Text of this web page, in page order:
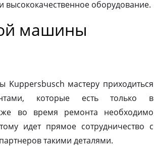
оборудование.
машины
мастеру приходиться
которые есть только в
во время ремонта необходимо
идет прямое сотрудничество с
такими деталями.